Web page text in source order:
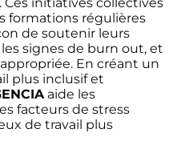
formations régulières
de soutenir leurs
signes de burn out, et
En créant un
plus inclusif et
aide les
facteurs de stress
de travail plus